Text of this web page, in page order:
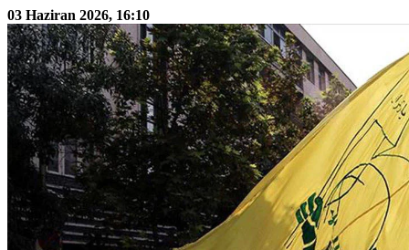
03 Haziran 2026, 16:10